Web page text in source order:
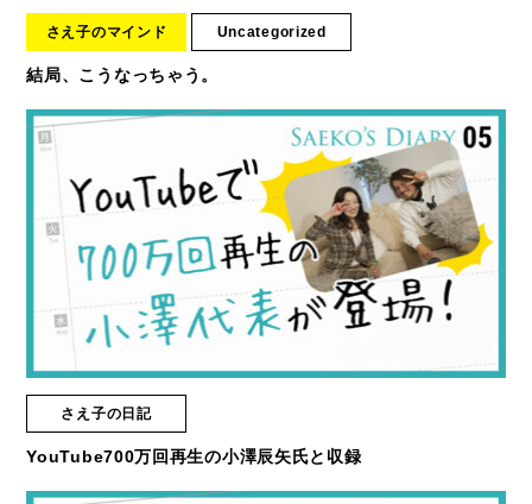
さえ子のマインド Uncategorized
結局、こうなっちゃう。
さえ子の日記
YouTube700万回再生の小澤辰矢氏と収録